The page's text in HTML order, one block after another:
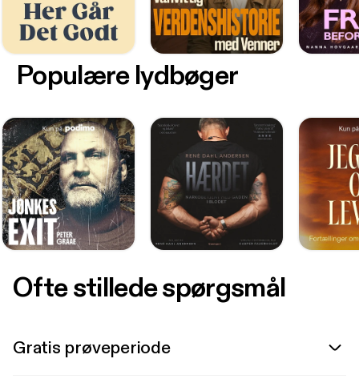
Populære lydbøger
Ofte stillede spørgsmål
Gratis prøveperiode